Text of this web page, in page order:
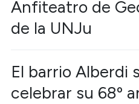
Anfiteatro de
de la UNJu
El barrio Alberdi
celebrar su 68º